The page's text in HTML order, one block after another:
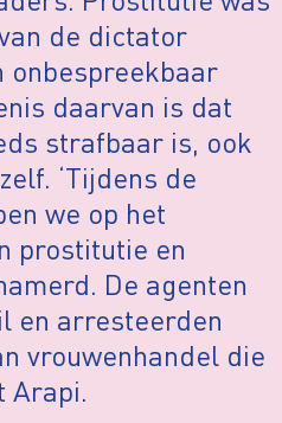
de dictator
onbespreekbaar
daarvan is dat
strafbaar is, ook
‘Tijdens de
we op het
prostitutie en
De agenten
en arresteerden
vrouwenhandel die
Arapi.